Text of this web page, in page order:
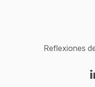
Reflexiones